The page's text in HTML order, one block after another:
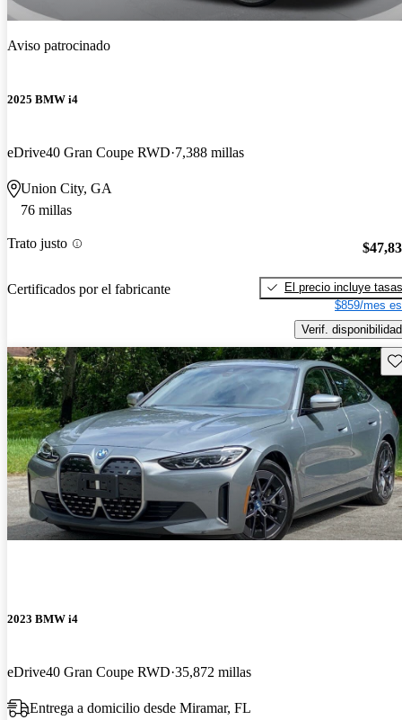
Aviso patrocinado
2025 BMW i4
eDrive40 Gran Coupe RWD 7,388 millas
Union City, GA
76 millas
Trato justo
Certificados por el fabricante
El precio incluye tasas
$859/mes
Verif. disponibilidad
2023 BMW i4
eDrive40 Gran Coupe RWD 35,872 millas
Entrega a domicilio desde Miramar, FL